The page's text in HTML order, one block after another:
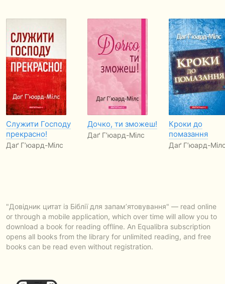
Служити Господу
прекрасно!
Даґ Г’юард-Мілс
Дочко, ти зможеш!
Даґ Г’юард-Мілс
Кроки до
помазання
Даґ Г’юард-
"Довідник цитат із Біблії для запам’ятовування" — read online
or through a mobile application, which over time will allow you to
download a book for reading offline. An Equalibra subscription
opens all books from the library for unlimited reading, and free
books can be read even without registration.